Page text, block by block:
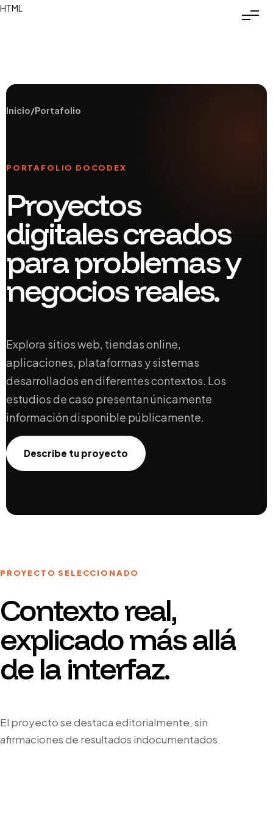
HTML
Inicio/Portafolio
PORTAFOLIO DOCODEX
Proyectos
digitales creados
para problemas y
negocios reales.
Explora sitios web, tiendas online,
aplicaciones, plataformas y sistemas
desarrollados en diferentes contextos. Los
estudios de caso presentan únicamente
información disponible públicamente.
Describe tu proyecto
PROYECTO SELECCIONADO
Contexto real,
explicado más allá
de la interfaz.
El proyecto se destaca editorialmente, sin
afirmaciones de resultados indocumentados.